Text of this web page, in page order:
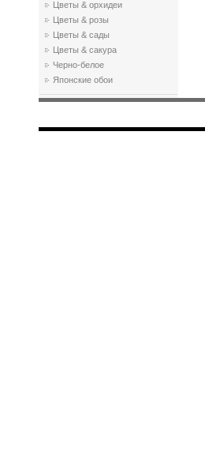
Цветы & орхидеи
Цветы & розы
Цветы & сады
Цветы & сакура
Черно-белое
Японские обои